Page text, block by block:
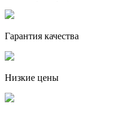
Гарантия качества
Низкие цены